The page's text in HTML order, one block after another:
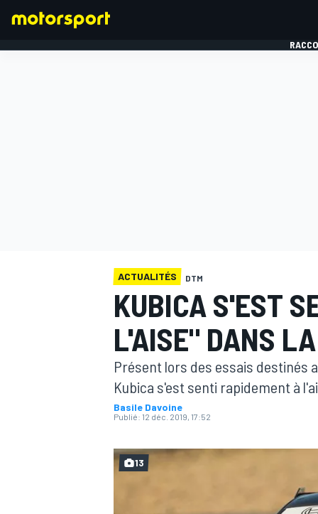
ACTUALITÉS DTM
KUBICA S'EST
L'AISE" DANS
Présent lors des essais destinés
Kubica s'est senti rapidement à
Basile Davoine
Publié: 12 déc. 2019, 17:52
13